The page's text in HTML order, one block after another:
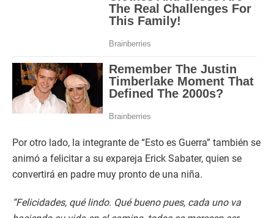
Por otro lado, la integrante de “Esto es Guerra” también se
animó a felicitar a su expareja Erick Sabater, quien se
convertirá en padre muy pronto de una niña.
“Felicidades, qué lindo. Qué bueno pues, cada uno va